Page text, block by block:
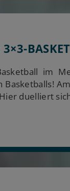
im
duelliert